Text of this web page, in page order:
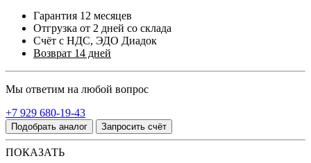
Гарантия 12 месяцев
Отгрузка от 2 дней со склада
Счёт с НДС, ЭДО Диадок
Возврат 14 дней
Мы ответим на любой вопрос
+7 929 680-19-43
Подобрать аналог Запросить счёт
ПОКАЗАТЬ